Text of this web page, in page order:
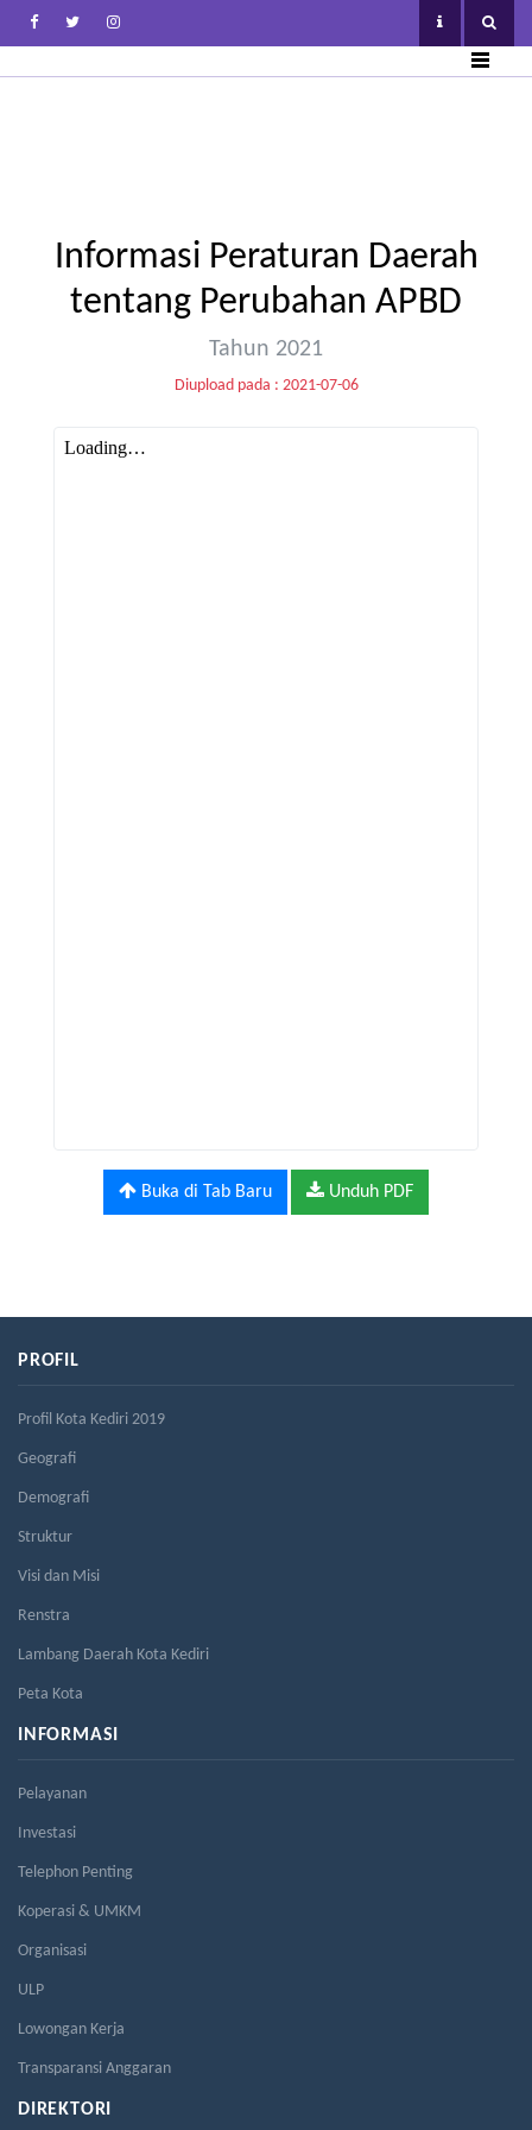
Informasi Peraturan Daerah
tentang Perubahan APBD
Tahun 2021
Diupload pada : 2021-07-06
Buka di Tab Baru Unduh PDF
PROFIL
Profil Kota Kediri 2019
Geografi
Demografi
Struktur
Visi dan Misi
Renstra
Lambang Daerah Kota Kediri
Peta Kota
INFORMASI
Pelayanan
Investasi
Telephon Penting
Koperasi & UMKM
Organisasi
ULP
Lowongan Kerja
Transparansi Anggaran
DIREKTORI